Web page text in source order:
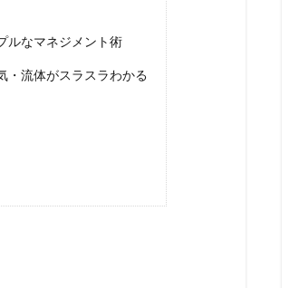
ルなマネジメント術
流体がスラスラわかる